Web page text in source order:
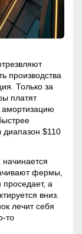
производства
Только за
платят
амортизацию
диапазон $110
начинается
фермы,
а
вниз.
лечит себя
то